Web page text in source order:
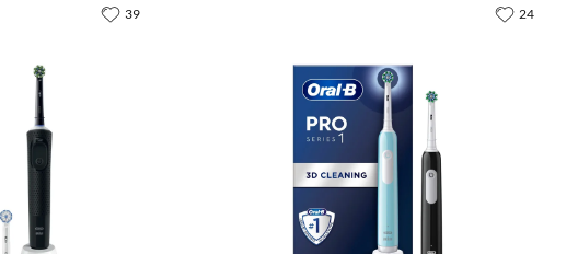
39 24